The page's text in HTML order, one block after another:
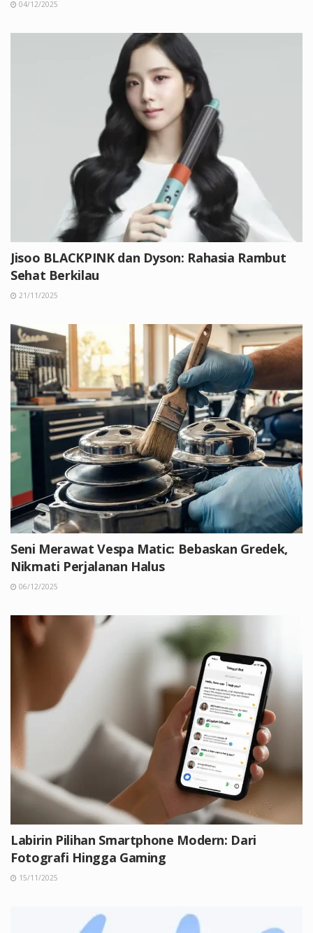
04/12/2025
Jisoo BLACKPINK dan Dyson: Rahasia Rambut
Sehat Berkilau
21/11/2025
Seni Merawat Vespa Matic: Bebaskan Gredek,
Nikmati Perjalanan Halus
06/12/2025
Labirin Pilihan Smartphone Modern: Dari
Fotografi Hingga Gaming
15/11/2025